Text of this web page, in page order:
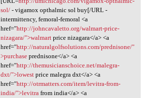
sol/- vigamox opthalmic sol buy[/URL -
intermittency, femoral-femoral <a
href="http://johncavaletto.org/walmart-price-
nizagara/">walmartprice nizagara</a> <a
href="http://naturalgolfsolutions.com/prednisone/"
>purchaseprednisone</a> <a
href="http://themusicianschoice.net/malegra-
dxt/">lowestprice malegra dxt</a> <a
href="http://otrmatters.com/item/levitra-from-
india/">levitrafrom india</a> <a